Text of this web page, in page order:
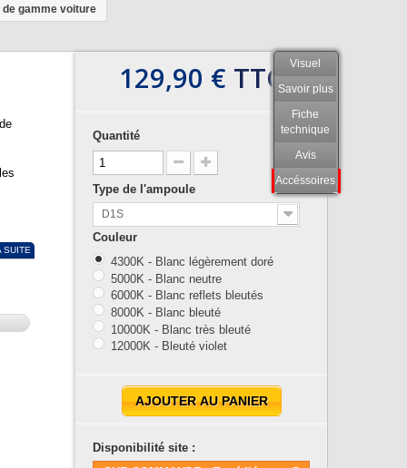
de gamme voiture
Visuel
Savoir plus
Fiche
technique
Avis
Accéssoires
SUITE
129,90 € TTC
Quantité
Type de l'ampoule
D1S
Couleur
4300K - Blanc légèrement doré
5000K - Blanc neutre
6000K - Blanc reflets bleutés
8000K - Blanc bleuté
10000K - Blanc très bleuté
12000K - Bleuté violet
AJOUTER AU PANIER
Disponibilité site :